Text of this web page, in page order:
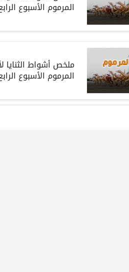
المرموم الأسبوع
ملخص أشواط الثنايا
المرموم الأسبوع